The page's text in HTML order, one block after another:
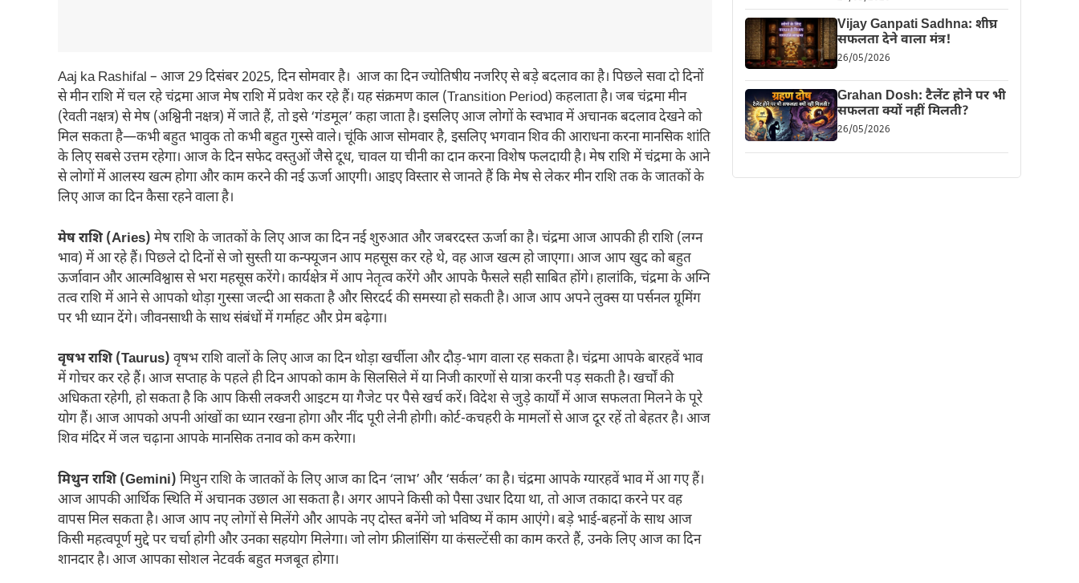
Aaj ka Rashifal – आज 29 दिसंबर 2025, दिन सोमवार है। आज का दिन ज्योतिषीय नजरिए से बड़े बदलाव का है। पिछले सवा दो दिनों
से मीन राशि में चल रहे चंद्रमा आज मेष राशि में प्रवेश कर रहे हैं। यह संक्रमण काल (Transition Period) कहलाता है। जब चंद्रमा मीन
(रेवती नक्षत्र) से मेष (अश्विनी नक्षत्र) में जाते हैं, तो इसे ‘गंडमूल’ कहा जाता है। इसलिए आज लोगों के स्वभाव में अचानक बदलाव देखने को
मिल सकता है—कभी बहुत भावुक तो कभी बहुत गुस्से वाले। चूंकि आज सोमवार है, इसलिए भगवान शिव की आराधना करना मानसिक शांति
के लिए सबसे उत्तम रहेगा। आज के दिन सफेद वस्तुओं जैसे दूध, चावल या चीनी का दान करना विशेष फलदायी है। मेष राशि में चंद्रमा के आने
से लोगों में आलस्य खत्म होगा और काम करने की नई ऊर्जा आएगी। आइए विस्तार से जानते हैं कि मेष से लेकर मीन राशि तक के जातकों के
लिए आज का दिन कैसा रहने वाला है।
मेष राशि (Aries) मेष राशि के जातकों के लिए आज का दिन नई शुरुआत और जबरदस्त ऊर्जा का है। चंद्रमा आज आपकी ही राशि (लग्न
भाव) में आ रहे हैं। पिछले दो दिनों से जो सुस्ती या कन्फ्यूजन आप महसूस कर रहे थे, वह आज खत्म हो जाएगा। आज आप खुद को बहुत
ऊर्जावान और आत्मविश्वास से भरा महसूस करेंगे। कार्यक्षेत्र में आप नेतृत्व करेंगे और आपके फैसले सही साबित होंगे। हालांकि, चंद्रमा के अग्नि
तत्व राशि में आने से आपको थोड़ा गुस्सा जल्दी आ सकता है और सिरदर्द की समस्या हो सकती है। आज आप अपने लुक्स या पर्सनल ग्रूमिंग
पर भी ध्यान देंगे। जीवनसाथी के साथ संबंधों में गर्माहट और प्रेम बढ़ेगा।
वृषभ राशि (Taurus) वृषभ राशि वालों के लिए आज का दिन थोड़ा खर्चीला और दौड़-भाग वाला रह सकता है। चंद्रमा आपके बारहवें भाव
में गोचर कर रहे हैं। आज सप्ताह के पहले ही दिन आपको काम के सिलसिले में या निजी कारणों से यात्रा करनी पड़ सकती है। खर्चों की
अधिकता रहेगी, हो सकता है कि आप किसी लक्जरी आइटम या गैजेट पर पैसे खर्च करें। विदेश से जुड़े कार्यों में आज सफलता मिलने के पूरे
योग हैं। आज आपको अपनी आंखों का ध्यान रखना होगा और नींद पूरी लेनी होगी। कोर्ट-कचहरी के मामलों से आज दूर रहें तो बेहतर है। आज
शिव मंदिर में जल चढ़ाना आपके मानसिक तनाव को कम करेगा।
मिथुन राशि (Gemini) मिथुन राशि के जातकों के लिए आज का दिन ‘लाभ’ और ‘सर्कल’ का है। चंद्रमा आपके ग्यारहवें भाव में आ गए हैं।
आज आपकी आर्थिक स्थिति में अचानक उछाल आ सकता है। अगर आपने किसी को पैसा उधार दिया था, तो आज तकादा करने पर वह
वापस मिल सकता है। आज आप नए लोगों से मिलेंगे और आपके नए दोस्त बनेंगे जो भविष्य में काम आएंगे। बड़े भाई-बहनों के साथ आज
किसी महत्वपूर्ण मुद्दे पर चर्चा होगी और उनका सहयोग मिलेगा। जो लोग फ्रीलांसिंग या कंसल्टेंसी का काम करते हैं, उनके लिए आज का दिन
शानदार है। आज आपका सोशल नेटवर्क बहुत मजबूत होगा।
Vijay Ganpati Sadhna: शीघ्र
सफलता देने वाला मंत्र!
26/05/2026
Grahan Dosh: टैलेंट होने पर भी
सफलता क्यों नहीं मिलती?
26/05/2026